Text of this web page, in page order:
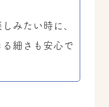
みたい時に、
細さも安心で